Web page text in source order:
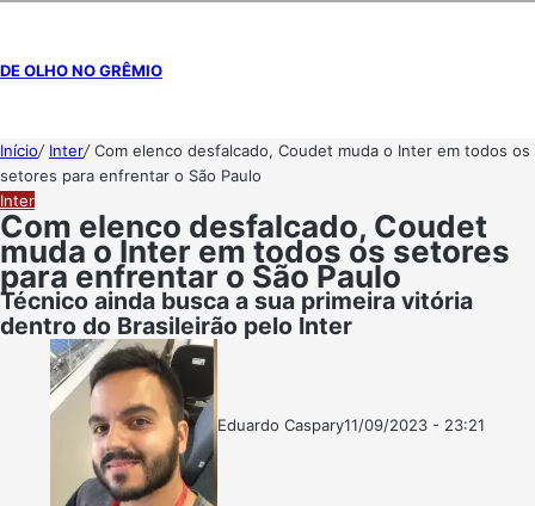
DE OLHO NO GRÊMIO
Início/ Inter/Com elenco desfalcado, Coudet muda o Inter em todos os
setores para enfrentar o São Paulo
Inter
Com elenco desfalcado, Coudet
muda o Inter em todos os setores
para enfrentar o São Paulo
Técnico ainda busca a sua primeira vitória
dentro do Brasileirão pelo Inter
Eduardo CasparyFollow
Mande
11/09/2023 - 23:21